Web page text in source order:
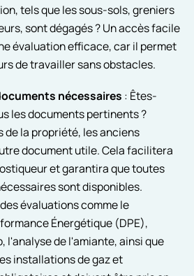
tels que les sous-sols, greniers
sont dégagés ? Un accès facile
évaluation efficace, car il permet
de travailler sans obstacles.
nécessaires : Êtes-
les documents pertinents ?
de la propriété, les anciens
document utile. Cela facilitera
et garantira que toutes
sont disponibles.
évaluations comme le
Énergétique (DPE),
l'analyse de l'amiante, ainsi que
installations de gaz et